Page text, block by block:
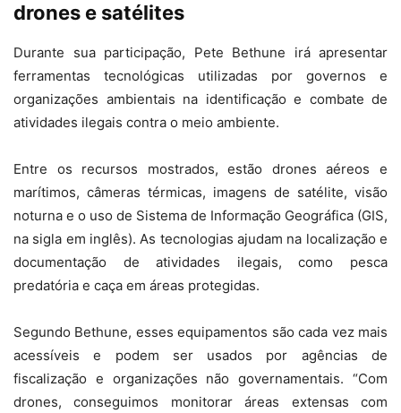
drones e satélites
Durante sua participação, Pete Bethune irá apresentar
ferramentas tecnológicas utilizadas por governos e
organizações ambientais na identificação e combate de
atividades ilegais contra o meio ambiente.
Entre os recursos mostrados, estão drones aéreos e
marítimos, câmeras térmicas, imagens de satélite, visão
noturna e o uso de Sistema de Informação Geográfica (GIS,
na sigla em inglês). As tecnologias ajudam na localização e
documentação de atividades ilegais, como pesca
predatória e caça em áreas protegidas.
Segundo Bethune, esses equipamentos são cada vez mais
acessíveis e podem ser usados por agências de
fiscalização e organizações não governamentais. “Com
drones, conseguimos monitorar áreas extensas com